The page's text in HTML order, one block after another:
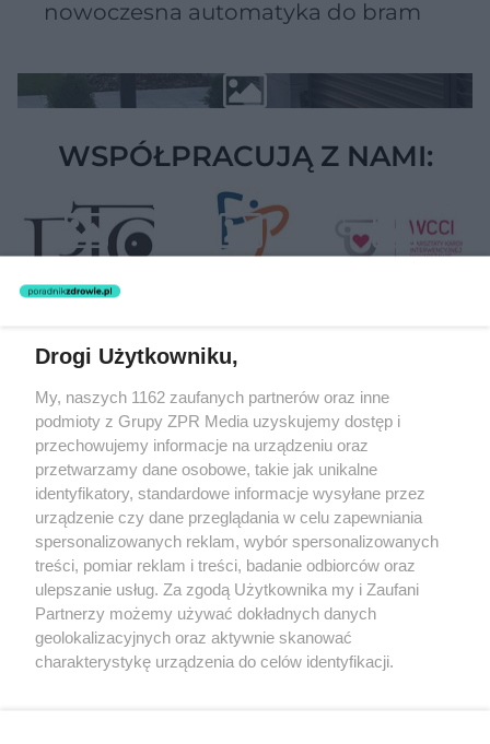
nowoczesna automatyka do bram
WSPÓŁPRACUJĄ Z NAMI:
Żaden utwór zamieszczony w serwisie nie może być powielany i
rozpowszechniany lub dalej rozpowszechniany w jakikolwiek sposób
(w tym także elektroniczny lub mechaniczny) na jakimkolwiek polu
eksploatacji w jakiejkolwiek formie, włącznie z umieszczaniem w
Internecie bez pisemnej zgody właściciela praw. Jakiekolwiek użycie
lub wykorzystanie utworów w całości lub w części z naruszeniem
prawa, tzn. bez właściwej zgody, jest zabronione pod groźbą kary i
może być ścigane prawnie.
O nas
Drogi Użytkowniku,
My, naszych 1162 zaufanych partnerów oraz inne
podmioty z Grupy ZPR Media uzyskujemy dostęp i
przechowujemy informacje na urządzeniu oraz
przetwarzamy dane osobowe, takie jak unikalne
identyfikatory, standardowe informacje wysyłane przez
urządzenie czy dane przeglądania w celu zapewniania
spersonalizowanych reklam, wybór spersonalizowanych
treści, pomiar reklam i treści, badanie odbiorców oraz
ulepszanie usług. Za zgodą Użytkownika my i Zaufani
Partnerzy możemy używać dokładnych danych
geolokalizacyjnych oraz aktywnie skanować
charakterystykę urządzenia do celów identyfikacji.